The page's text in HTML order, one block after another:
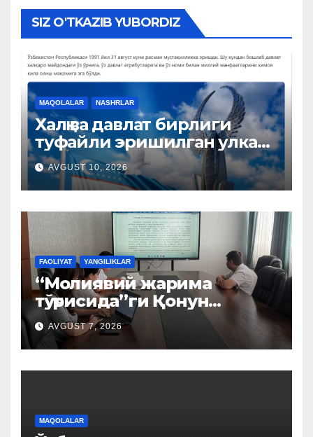
SIZ O'TKAZIB YUBORDIZ
MAQOLALAR NASHRLAR
Халқ ва давлат бирлиги
туфайли эришилган улкан
натижалар
AVGUST 10, 2026
FAOLIYAT YANGILIKLAR
“Молиявий жарима
тўғрисида”ги Қонун
лойиҳаси муҳокама
қилинди
AVGUST 7, 2026
MAQOLALAR